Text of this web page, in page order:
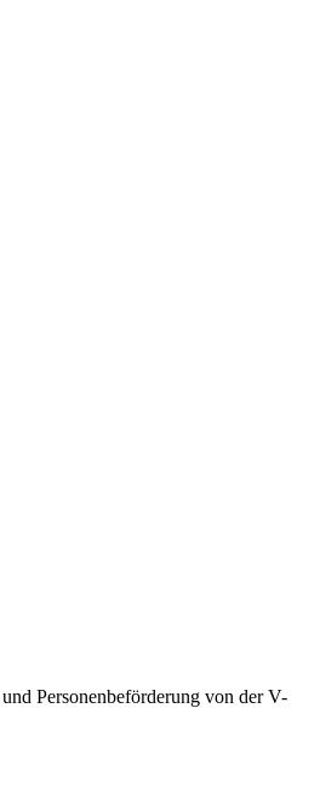
Personenbeförderung von der V-